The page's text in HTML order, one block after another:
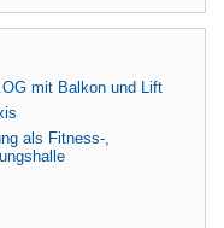
mit Balkon und Lift
als Fitness-,